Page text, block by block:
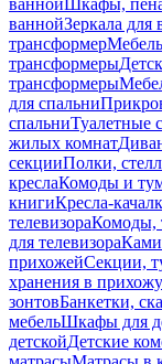
ваннойШкафы,
ваннойЗеркала для
трансформер
трансформеры
трансформеры
для спальни
спальниТуалетные
жилых комнат
секцииПолки,
креслаКомоды и
книгиКресла-
телевизораКомоды,
для телевизора
прихожейСекции,
хранения в
зонтовБанкетки,
мебельШкафы для
детскойДетские